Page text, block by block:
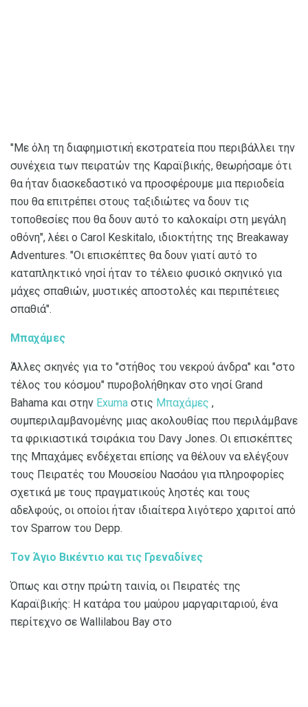
"Με όλη τη διαφημιστική εκστρατεία που περιβάλλει την
συνέχεια των πειρατών της Καραϊβικής, θεωρήσαμε ότι
θα ήταν διασκεδαστικό να προσφέρουμε μια περιοδεία
που θα επιτρέπει στους ταξιδιώτες να δουν τις
τοποθεσίες που θα δουν αυτό το καλοκαίρι στη μεγάλη
οθόνη", λέει ο Carol Keskitalo, ιδιοκτήτης της Breakaway
Adventures. "Οι επισκέπτες θα δουν γιατί αυτό το
καταπληκτικό νησί ήταν το τέλειο φυσικό σκηνικό για
μάχες σπαθιών, μυστικές αποστολές και περιπέτειες
σπαθιά".
Μπαχάμες
Άλλες σκηνές για το "στήθος του νεκρού άνδρα" και "στο
τέλος του κόσμου" πυροβολήθηκαν στο νησί Grand
Bahama και στην Exuma στις Μπαχάμες ,
συμπεριλαμβανομένης μιας ακολουθίας που περιλάμβανε
τα φρικιαστικά τσιράκια του Davy Jones. Οι επισκέπτες
της Μπαχάμες ενδέχεται επίσης να θέλουν να ελέγξουν
τους Πειρατές του Μουσείου Νασάου για πληροφορίες
σχετικά με τους πραγματικούς ληστές και τους
αδελφούς, οι οποίοι ήταν ιδιαίτερα λιγότερο χαριτοί από
τον Sparrow του Depp.
Τον Άγιο Βικέντιο και τις Γρεναδίνες
Όπως και στην πρώτη ταινία, οι Πειρατές της
Καραϊβικής: Η κατάρα του μαύρου μαργαριταριού, ένα
περίτεχνο σε Wallilabou Bay στο